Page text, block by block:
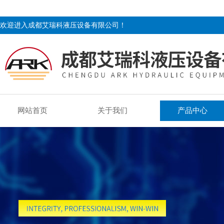
欢迎进入成都艾瑞科液压设备有限公司！
网站首页 关于我们 产品中心